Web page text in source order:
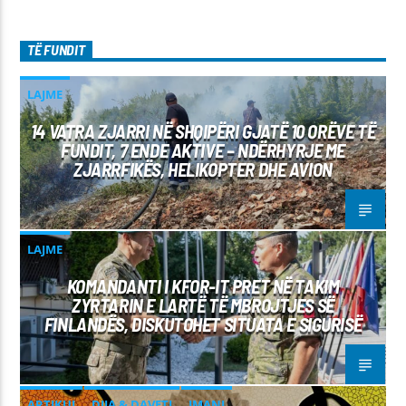
TË FUNDIT
LAJME
14 VATRA ZJARRI NË SHQIPËRI GJATË 10 ORËVE TË
FUNDIT, 7 ENDE AKTIVE – NDËRHYRJE ME
ZJARRFIKËS, HELIKOPTER DHE AVION
LAJME
KOMANDANTI I KFOR-IT PRET NË TAKIM
ZYRTARIN E LARTË TË MBROJTJES SË
FINLANDËS, DISKUTOHET SITUATA E SIGURISË